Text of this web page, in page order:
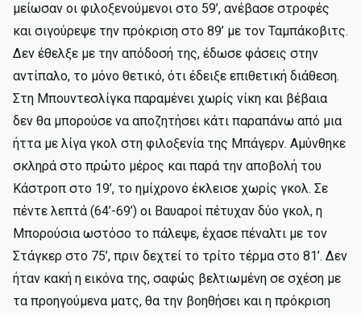
μείωσαν οι φιλοξενούμενοι στο 59’, ανέβασε στροφές
και σιγούρεψε την πρόκριση στο 89’ με τον Ταμπάκοβιτς.
Δεν έθελξε με την απόδοσή της, έδωσε φάσεις στην
αντίπαλο, το μόνο θετικό, ότι έδειξε επιθετική διάθεση.
Στη Μπουντεσλίγκα παραμένει χωρίς νίκη και βέβαια
δεν θα μπορούσε να αποζητήσει κάτι παραπάνω από μια
ήττα με λίγα γκολ στη φιλοξενία της Μπάγερν. Αμύνθηκε
σκληρά στο πρώτο μέρος και παρά την αποβολή του
Κάστροπ στο 19’, το ημίχρονο έκλεισε χωρίς γκολ. Σε
πέντε λεπτά (64’-69’) οι Βαυαροί πέτυχαν δύο γκολ, η
Μπορούσια ωστόσο το πάλεψε, έχασε πέναλτι με τον
Στάγκερ στο 75’, πριν δεχτεί το τρίτο τέρμα στο 81’. Δεν
ήταν κακή η εικόνα της, σαφώς βελτιωμένη σε σχέση με
τα προηγούμενα ματς, θα την βοηθήσει και η πρόκριση